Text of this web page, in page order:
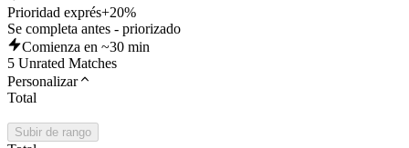
Prioridad exprés+20%
Se completa antes - priorizado
Comienza en ~30 min
5 Unrated Matches
Personalizar
Total
Subir de rango